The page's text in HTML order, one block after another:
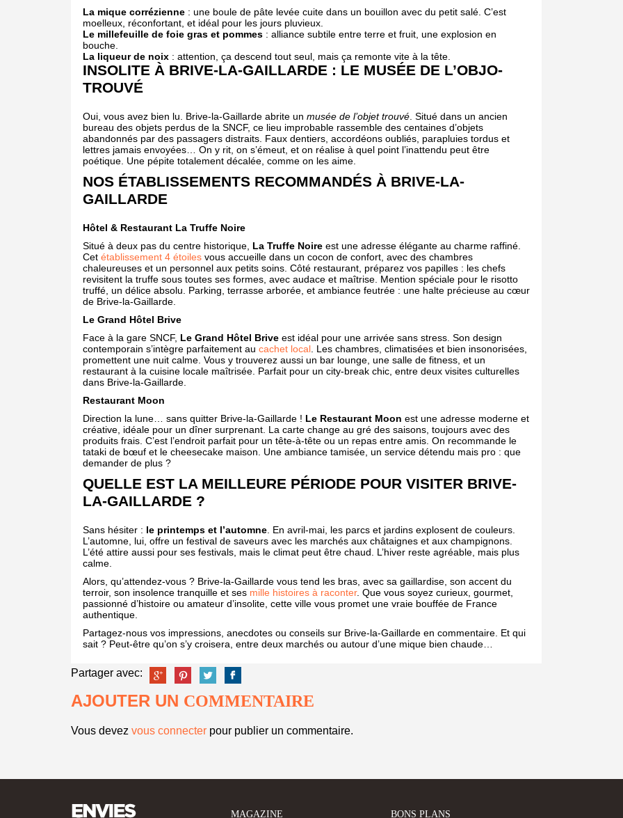
La mique corrézienne : une boule de pâte levée cuite dans un bouillon avec du petit salé. C’est
moelleux, réconfortant, et idéal pour les jours pluvieux.
Le millefeuille de foie gras et pommes : alliance subtile entre terre et fruit, une explosion en
bouche.
La liqueur de noix : attention, ça descend tout seul, mais ça remonte vite à la tête.
INSOLITE À BRIVE-LA-GAILLARDE : LE MUSÉE DE L’OBJO-
TROUVÉ
Oui, vous avez bien lu. Brive-la-Gaillarde abrite un musée de l’objet trouvé . Situé dans un ancien
bureau des objets perdus de la SNCF, ce lieu improbable rassemble des centaines d’objets
abandonnés par des passagers distraits. Faux dentiers, accordéons oubliés, parapluies tordus et
lettres jamais envoyées… On y rit, on s’émeut, et on réalise à quel point l’inattendu peut être
poétique. Une pépite totalement décalée, comme on les aime.
NOS ÉTABLISSEMENTS RECOMMANDÉS À BRIVE-LA-
GAILLARDE
Hôtel & Restaurant La Truffe Noire
Situé à deux pas du centre historique, La Truffe Noire est une adresse élégante au charme raffiné.
Cet établissement 4 étoiles vous accueille dans un cocon de confort, avec des chambres
chaleureuses et un personnel aux petits soins. Côté restaurant, préparez vos papilles : les chefs
revisitent la truffe sous toutes ses formes, avec audace et maîtrise. Mention spéciale pour le risotto
truffé, un délice absolu. Parking, terrasse arborée, et ambiance feutrée : une halte précieuse au cœur
de Brive-la-Gaillarde.
Le Grand Hôtel Brive
Face à la gare SNCF, Le Grand Hôtel Brive est idéal pour une arrivée sans stress. Son design
contemporain s’intègre parfaitement au cachet local . Les chambres, climatisées et bien insonorisées,
promettent une nuit calme. Vous y trouverez aussi un bar lounge, une salle de fitness, et un
restaurant à la cuisine locale maîtrisée. Parfait pour un city-break chic, entre deux visites culturelles
dans Brive-la-Gaillarde.
Restaurant Moon
Direction la lune… sans quitter Brive-la-Gaillarde ! Le Restaurant Moon est une adresse moderne et
créative, idéale pour un dîner surprenant. La carte change au gré des saisons, toujours avec des
produits frais. C’est l’endroit parfait pour un tête-à-tête ou un repas entre amis. On recommande le
tataki de bœuf et le cheesecake maison. Une ambiance tamisée, un service détendu mais pro : que
demander de plus ?
QUELLE EST LA MEILLEURE PÉRIODE POUR VISITER BRIVE-
LA-GAILLARDE ?
Sans hésiter : le printemps et l’automne . En avril-mai, les parcs et jardins explosent de couleurs.
L’automne, lui, offre un festival de saveurs avec les marchés aux châtaignes et aux champignons.
L’été attire aussi pour ses festivals, mais le climat peut être chaud. L’hiver reste agréable, mais plus
calme.
Alors, qu’attendez-vous ? Brive-la-Gaillarde vous tend les bras, avec sa gaillardise, son accent du
terroir, son insolence tranquille et ses mille histoires à raconter. Que vous soyez curieux, gourmet,
passionné d’histoire ou amateur d’insolite, cette ville vous promet une vraie bouffée de France
authentique.
Partagez-nous vos impressions, anecdotes ou conseils sur Brive-la-Gaillarde en commentaire. Et qui
sait ? Peut-être qu’on s’y croisera, entre deux marchés ou autour d’une mique bien chaude…
Partager avec:
AJOUTER UN COMMENTAIRE
Vous devez vous connecter pour publier un commentaire.
MAGAZINE BONS PLANS